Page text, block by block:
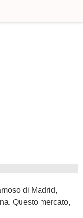
di Madrid,
Questo mercato,